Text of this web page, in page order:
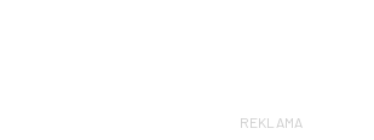
REKLAMA